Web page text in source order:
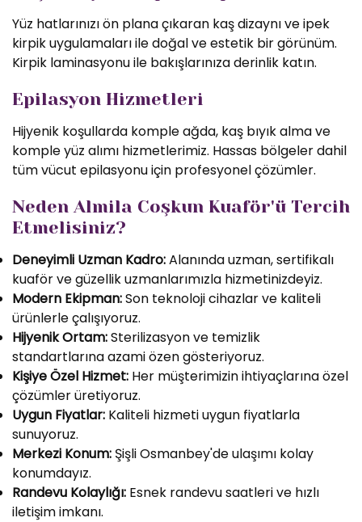
Yüz hatlarınızı ön plana çıkaran kaş dizaynı ve ipek
kirpik uygulamaları ile doğal ve estetik bir görünüm.
Kirpik laminasyonu ile bakışlarınıza derinlik katın.
Epilasyon Hizmetleri
Hijyenik koşullarda komple ağda, kaş bıyık alma ve
komple yüz alımı hizmetlerimiz. Hassas bölgeler dahil
tüm vücut epilasyonu için profesyonel çözümler.
Neden Almila Coşkun Kuaför'ü Tercih
Etmelisiniz?
Deneyimli Uzman Kadro:Alanında uzman, sertifikalı
kuaför ve güzellik uzmanlarımızla hizmetinizdeyiz.
Modern Ekipman:Son teknoloji cihazlar ve kaliteli
ürünlerle çalışıyoruz.
Hijyenik Ortam:Sterilizasyon ve temizlik
standartlarına azami özen gösteriyoruz.
Kişiye Özel Hizmet: Her müşterimizin ihtiyaçlarına özel
çözümler üretiyoruz.
Uygun Fiyatlar: Kaliteli hizmeti uygun fiyatlarla
sunuyoruz.
Merkezi Konum: Şişli Osmanbey'de ulaşımı kolay
konumdayız.
Randevu Kolaylığı: Esnek randevu saatleri ve hızlı
iletişim imkanı.